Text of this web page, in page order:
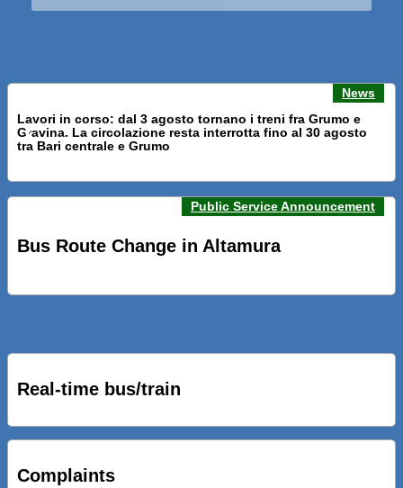
News
Lavori in corso: dal 3 agosto tornano i treni fra Grumo e
Gravina. La circolazione resta interrotta fino al 30 agosto
tra Bari centrale e Grumo
PRESENTATI A BARI NUOVI SERVIZI FALMAPS E LIVECHAT.
IL TUO BUS ED IL TUO TRENO
CICLOPEDONALE FAL CONSEGNA ALLA CITTA’ LE NOVE
OPERE DEL PROGETTO
Previous news Next
Public Service Announcement
Bus Route Change in Altamura
Real-time bus/train
Complaints